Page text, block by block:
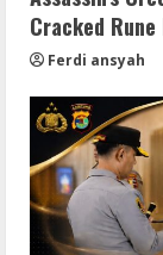
Cracked
Ferdi ansyah